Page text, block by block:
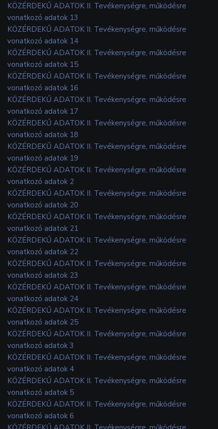
KÖZÉRDEKŰ ADATOK II. Tevékenységre, működésre
vonatkozó adatok 13
KÖZÉRDEKŰ ADATOK II. Tevékenységre, működésre
vonatkozó adatok 14
KÖZÉRDEKŰ ADATOK II. Tevékenységre, működésre
vonatkozó adatok 15
KÖZÉRDEKŰ ADATOK II. Tevékenységre, működésre
vonatkozó adatok 16
KÖZÉRDEKŰ ADATOK II. Tevékenységre, működésre
vonatkozó adatok 17
KÖZÉRDEKŰ ADATOK II. Tevékenységre, működésre
vonatkozó adatok 18
KÖZÉRDEKŰ ADATOK II. Tevékenységre, működésre
vonatkozó adatok 19
KÖZÉRDEKŰ ADATOK II. Tevékenységre, működésre
vonatkozó adatok 2
KÖZÉRDEKŰ ADATOK II. Tevékenységre, működésre
vonatkozó adatok 20
KÖZÉRDEKŰ ADATOK II. Tevékenységre, működésre
vonatkozó adatok 21
KÖZÉRDEKŰ ADATOK II. Tevékenységre, működésre
vonatkozó adatok 22
KÖZÉRDEKŰ ADATOK II. Tevékenységre, működésre
vonatkozó adatok 23
KÖZÉRDEKŰ ADATOK II. Tevékenységre, működésre
vonatkozó adatok 24
KÖZÉRDEKŰ ADATOK II. Tevékenységre, működésre
vonatkozó adatok 25
KÖZÉRDEKŰ ADATOK II. Tevékenységre, működésre
vonatkozó adatok 3
KÖZÉRDEKŰ ADATOK II. Tevékenységre, működésre
vonatkozó adatok 4
KÖZÉRDEKŰ ADATOK II. Tevékenységre, működésre
vonatkozó adatok 5
KÖZÉRDEKŰ ADATOK II. Tevékenységre, működésre
vonatkozó adatok 6